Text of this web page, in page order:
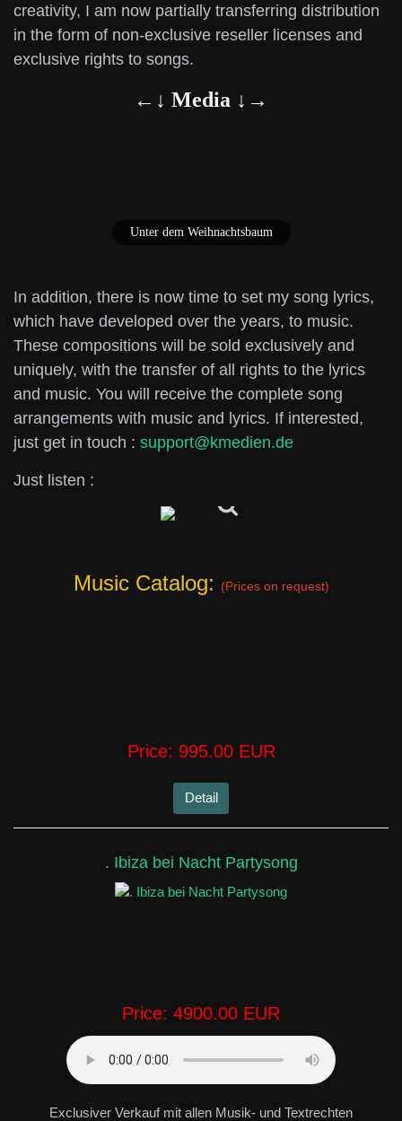
creativity, I am now partially transferring distribution
in the form of non-exclusive reseller licenses and
exclusive rights to songs.
←↓ Media ↓→
Unter dem Weihnachtsbaum
In addition, there is now time to set my song lyrics,
which have developed over the years, to music.
These compositions will be sold exclusively and
uniquely, with the transfer of all rights to the lyrics
and music. You will receive the complete song
arrangements with music and lyrics. If interested,
just get in touch : support@kmedien.de
Just listen :
Music Catalog: (Prices on request)
Price: 995.00 EUR
Detail
. Ibiza bei Nacht Partysong
Price: 4900.00 EUR
Exclusiver Verkauf mit allen Musik- und Textrechten